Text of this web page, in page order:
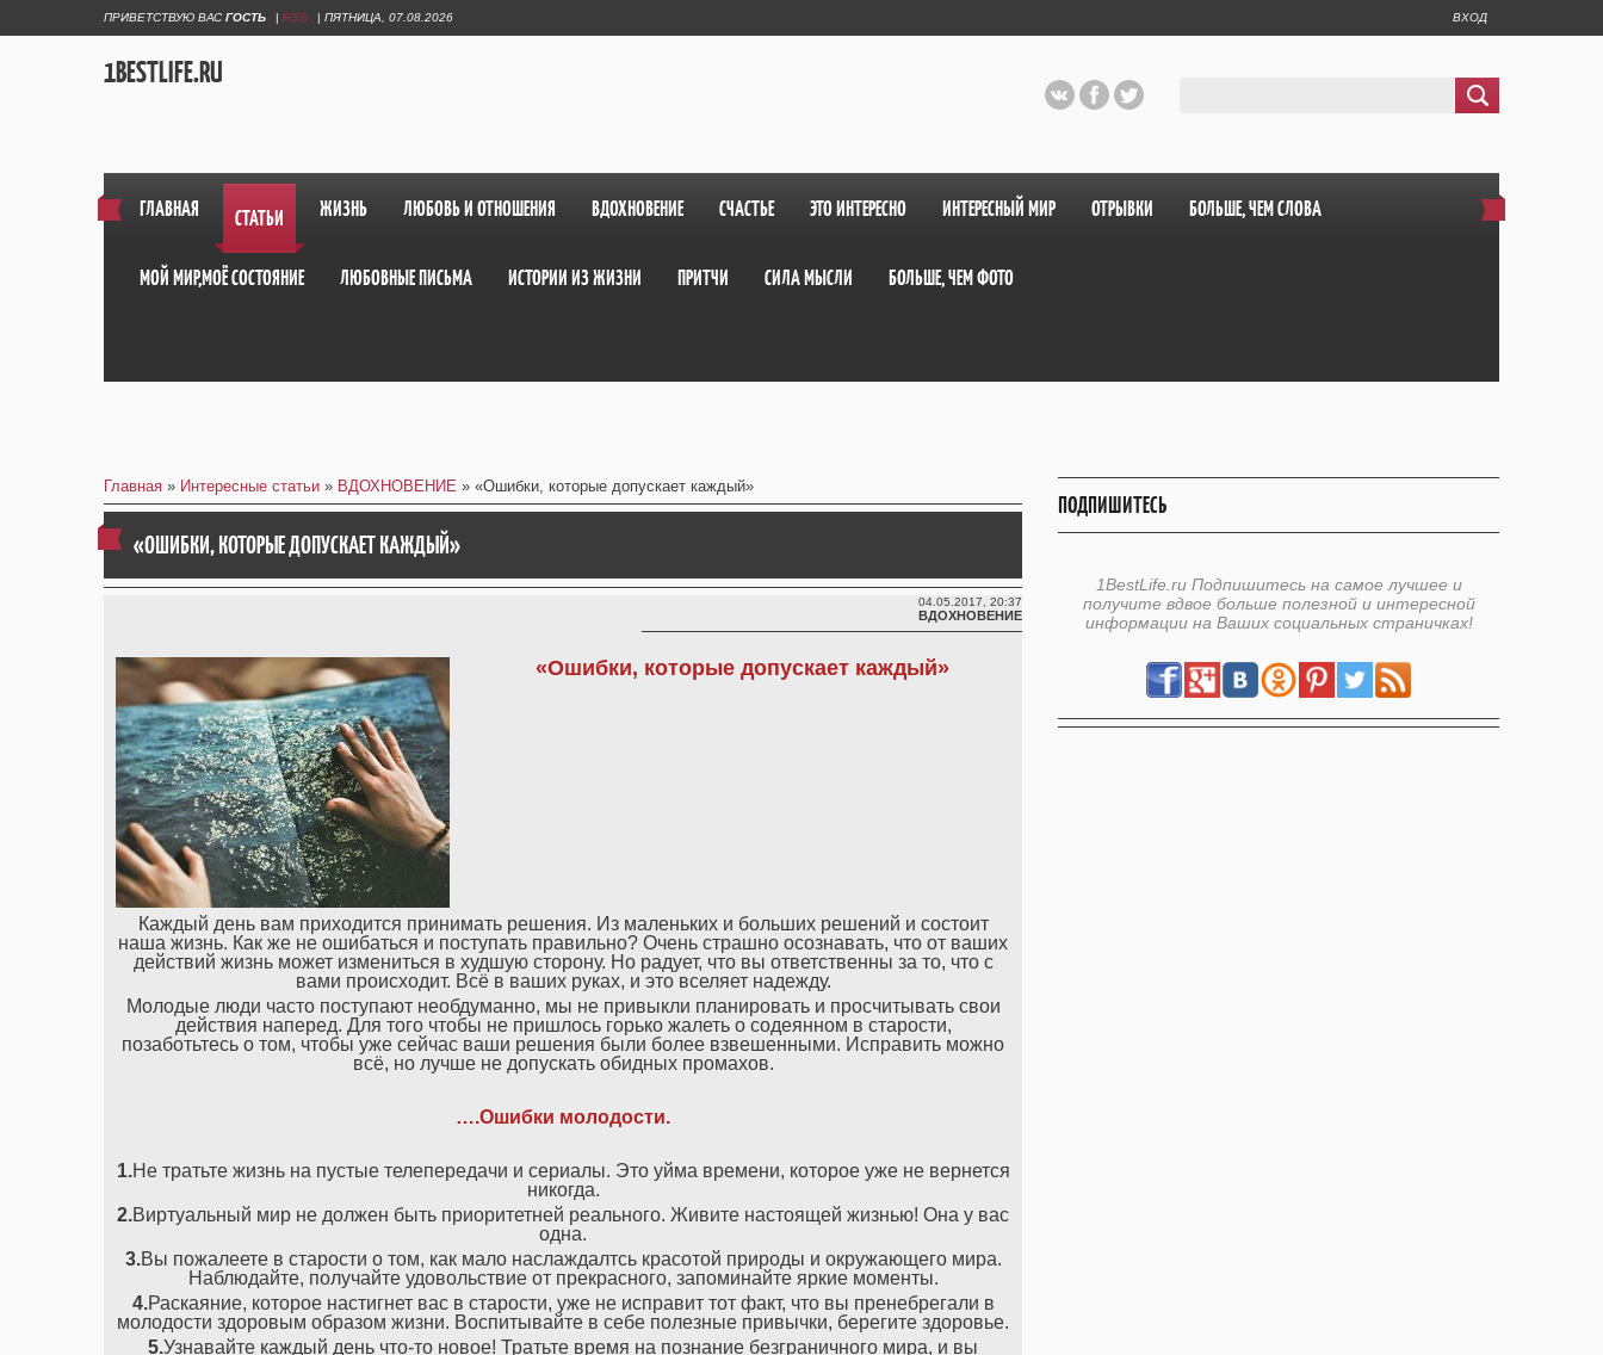
ПРИВЕТСТВУЮ ВАС ГОСТЬ | RSS | ПЯТНИЦА, 07.08.2026 ВХОД
1BESTLIFE.RU
ГЛАВНАЯ СТАТЬИ ЖИЗНЬ ЛЮБОВЬ И ОТНОШЕНИЯ ВДОХНОВЕНИЕ СЧАСТЬЕ ЭТО ИНТЕРЕСНО ИНТЕРЕСНЫЙ МИР ОТРЫВКИ БОЛЬШЕ, ЧЕМ СЛОВА
МОЙ МИР,МОЁ СОСТОЯНИЕ ЛЮБОВНЫЕ ПИСЬМА ИСТОРИИ ИЗ ЖИЗНИ ПРИТЧИ СИЛА МЫСЛИ БОЛЬШЕ, ЧЕМ ФОТО
Главная » Интересные статьи » ВДОХНОВЕНИЕ » «Ошибки, которые допускает каждый»
«ОШИБКИ, КОТОРЫЕ ДОПУСКАЕТ КАЖДЫЙ»
04.05.2017, 20:37
ВДОХНОВЕНИЕ
«Ошибки, которые допускает каждый»
Каждый день вам приходится принимать решения. Из маленьких и больших решений и состоит
наша жизнь. Как же не ошибаться и поступать правильно? Очень страшно осознавать, что от ваших
действий жизнь может измениться в худшую сторону. Но радует, что вы ответственны за то, что с
вами происходит. Всё в ваших руках, и это вселяет надежду.
Молодые люди часто поступают необдуманно, мы не привыкли планировать и просчитывать свои
действия наперед. Для того чтобы не пришлось горько жалеть о содеянном в старости,
позаботьтесь о том, чтобы уже сейчас ваши решения были более взвешенными. Исправить можно
всё, но лучше не допускать обидных промахов.
….Ошибки молодости.
1.Не тратьте жизнь на пустые телепередачи и сериалы. Это уйма времени, которое уже не вернется
никогда.
2.Виртуальный мир не должен быть приоритетней реального. Живите настоящей жизнью! Она у вас
одна.
3.Вы пожалеете в старости о том, как мало наслаждалтсь красотой природы и окружающего мира.
Наблюдайте, получайте удовольствие от прекрасного, запоминайте яркие моменты.
4.Раскаяние, которое настигнет вас в старости, уже не исправит тот факт, что вы пренебрегали в
молодости здоровым образом жизни. Воспитывайте в себе полезные привычки, берегите здоровье.
5.Узнавайте каждый день что-то новое! Тратьте время на познание безграничного мира, и вы
ПОДПИШИТЕСЬ
1BestLife.ru Подпишитесь на самое лучшее и
получите вдвое больше полезной и интересной
информации на Ваших социальных страничках!